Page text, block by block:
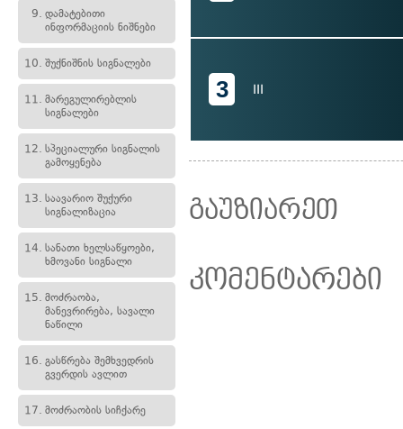
9. დამატებითი
ინფორმაციის ნიშნები
10. შუქნიშნის სიგნალები
11. მარეგულირებლის
სიგნალები
12. სპეციალური სიგნალის
გამოყენება
13. საავარიო შუქური
სიგნალიზაცია
14. სანათი ხელსაწყოები,
ხმოვანი სიგნალი
15. მოძრაობა,
მანევრირება, სავალი
ნაწილი
16. გასწრება შემხვედრის
გვერდის ავლით
17. მოძრაობის სიჩქარე
3 III
გაუზიარეთ
კომენტარები